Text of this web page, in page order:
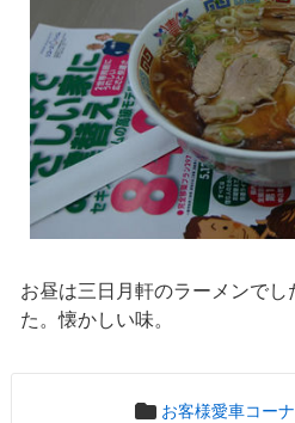
お昼は三日月軒のラーメンでし
た。懐かしい味。
お客様愛車コー